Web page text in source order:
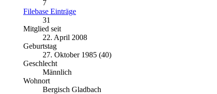
7
Filebase Einträge
31
Mitglied seit
22. April 2008
Geburtstag
27. Oktober 1985 (40)
Geschlecht
Männlich
Wohnort
Bergisch Gladbach